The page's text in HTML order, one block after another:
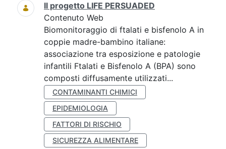
Il progetto LIFE PERSUADED
Contenuto Web
Biomonitoraggio di ftalati e bisfenolo A in
coppie madre-bambino italiane:
associazione tra esposizione e patologie
infantili Ftalati e Bisfenolo A (BPA) sono
composti diffusamente utilizzati...
CONTAMINANTI CHIMICI
EPIDEMIOLOGIA
FATTORI DI RISCHIO
SICUREZZA ALIMENTARE